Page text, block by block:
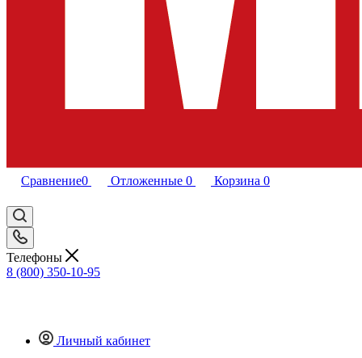
Сравнение0 Отложенные 0 Корзина 0
Телефоны
8 (800) 350-10-95
Личный кабинет